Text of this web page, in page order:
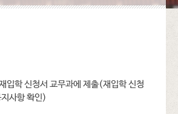
입학 신청서 교무과에 제출(재입학 신청
사항 확인)